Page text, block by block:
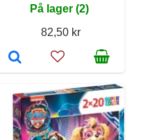
På lager (2)
82,50 kr